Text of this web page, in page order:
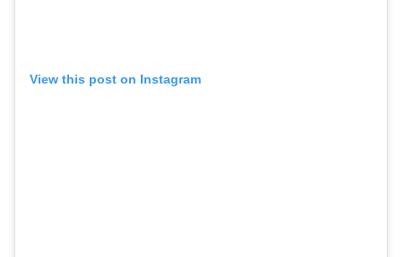
View this post on Instagram